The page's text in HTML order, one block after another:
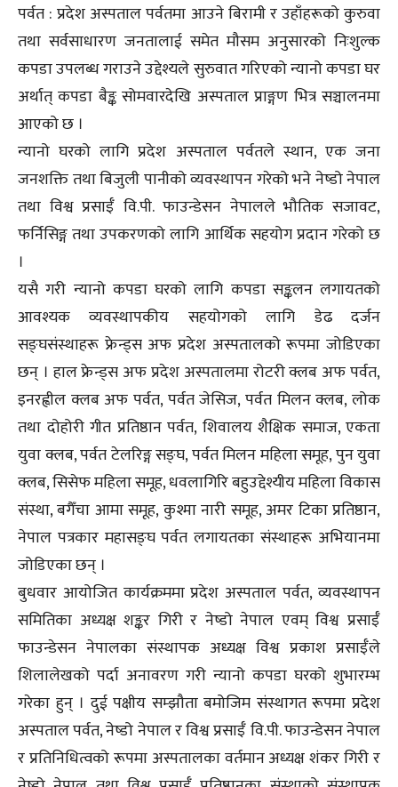
पर्वत : प्रदेश अस्पताल पर्वतमा आउने बिरामी र उहाँहरूको कुरुवा
तथा सर्वसाधारण जनतालाई समेत मौसम अनुसारको निःशुल्क
कपडा उपलब्ध गराउने उद्देश्यले सुरुवात गरिएको न्यानो कपडा घर
अर्थात् कपडा बैङ्क सोमवारदेखि अस्पताल प्राङ्गण भित्र सञ्चालनमा
आएको छ ।
न्यानो घरको लागि प्रदेश अस्पताल पर्वतले स्थान, एक जना
जनशक्ति तथा बिजुली पानीको व्यवस्थापन गरेको भने नेष्डो नेपाल
तथा विश्व प्रसाईँ वि.पी. फाउन्डेसन नेपालले भौतिक सजावट,
फर्निसिङ्ग तथा उपकरणको लागि आर्थिक सहयोग प्रदान गरेको छ
।
यसै गरी न्यानो कपडा घरको लागि कपडा सङ्कलन लगायतको
आवश्यक व्यवस्थापकीय सहयोगको लागि डेढ दर्जन
सङ्घसंस्थाहरू फ्रेन्ड्स अफ प्रदेश अस्पतालको रूपमा जोडिएका
छन् । हाल फ्रेन्ड्स अफ प्रदेश अस्पतालमा रोटरी क्लब अफ पर्वत,
इनरह्वील क्लब अफ पर्वत, पर्वत जेसिज, पर्वत मिलन क्लब, लोक
तथा दोहोरी गीत प्रतिष्ठान पर्वत, शिवालय शैक्षिक समाज, एकता
युवा क्लब, पर्वत टेलरिङ्ग सङ्घ, पर्वत मिलन महिला समूह, पुन युवा
क्लब, सिसेफ महिला समूह, धवलागिरि बहुउद्देश्यीय महिला विकास
संस्था, बगैँचा आमा समूह, कुश्मा नारी समूह, अमर टिका प्रतिष्ठान,
नेपाल पत्रकार महासङ्घ पर्वत लगायतका संस्थाहरू अभियानमा
जोडिएका छन् ।
बुधवार आयोजित कार्यक्रममा प्रदेश अस्पताल पर्वत, व्यवस्थापन
समितिका अध्यक्ष शङ्कर गिरी र नेष्डो नेपाल एवम् विश्व प्रसाईँ
फाउन्डेसन नेपालका संस्थापक अध्यक्ष विश्व प्रकाश प्रसाईँले
शिलालेखको पर्दा अनावरण गरी न्यानो कपडा घरको शुभारम्भ
गरेका हुन् । दुई पक्षीय सम्झौता बमोजिम संस्थागत रूपमा प्रदेश
अस्पताल पर्वत, नेष्डो नेपाल र विश्व प्रसाईँ वि.पी. फाउन्डेसन नेपाल
र प्रतिनिधित्वको रूपमा अस्पतालका वर्तमान अध्यक्ष शंकर गिरी र